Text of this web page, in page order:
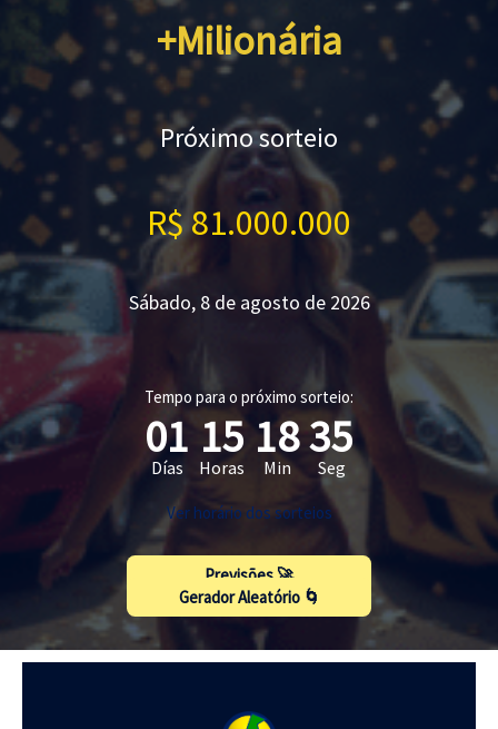
+Milionária
Próximo sorteio
R$ 81.000.000
Sábado, 8 de agosto de 2026
Tempo para o próximo sorteio:
01
Días
15
Horas
18
Min
34
Seg
Ver horário dos sorteios
Previsões 🚀
Gerador Aleatório 🌀